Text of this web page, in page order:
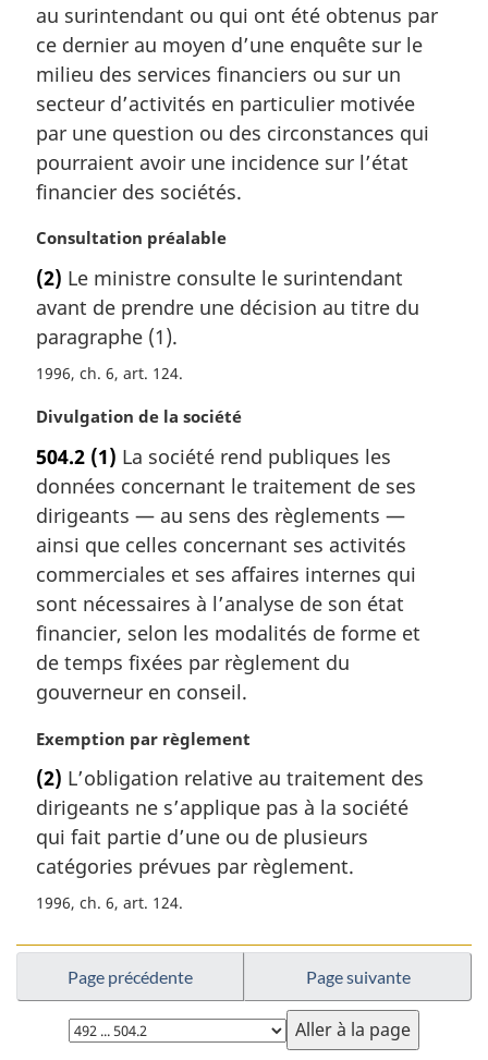
e
:
au surintendant ou qui ont été obtenus par
ce dernier au moyen d’une enquête sur le
milieu des services financiers ou sur un
secteur d’activités en particulier motivée
par une question ou des circonstances qui
pourraient avoir une incidence sur l’état
financier des sociétés.
N
t
e
m
r
g
i
n
a
e
:
Consultation préalable
(2) Le ministre consulte le surintendant
avant de prendre une décision au titre du
paragraphe (1).
1996, ch. 6, art. 124
N
t
e
m
a
g
i
n
a
e
:
Divulgation de la société
504.2 (1) La société rend publiques les
données concernant le traitement de ses
dirigeants — au sens des règlements —
ainsi que celles concernant ses activités
commerciales et ses affaires internes qui
sont nécessaires à l’analyse de son état
financier, selon les modalités de forme et
de temps fixées par règlement du
gouverneur en conseil.
N
t
e
m
a
g
n
l
Exemption par règlement
(2) L’obligation relative au traitement des
dirigeants ne s’applique pas à la société
qui fait partie d’une ou de plusieurs
catégories prévues par règlement.
1996, ch. 6, art. 124
Page précédente Page suivante
Choisissez
la